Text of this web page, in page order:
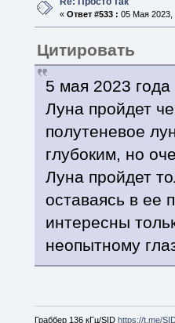
« Ответ #533 : 05 Мая 2023,
Цитировать
5 мая 2023
Луна пройдет
полутеневое
глубоким, но
Луна пройдет
оставаясь в ее
интересны
неопытному
Граббер 136 кГц/SID https://t.me/